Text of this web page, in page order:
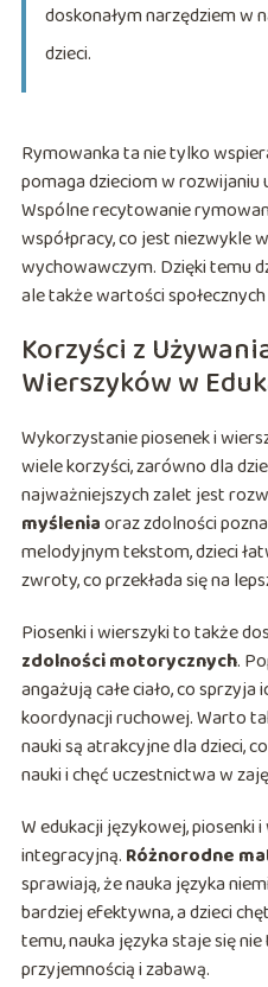
doskonałym narzędziem w
dzieci.
Rymowanka ta nie tylko
pomaga dzieciom w rozwijaniu
Wspólne recytowanie
współpracy, co jest niezwykle
wychowawczym. Dzięki temu
ale także wartości
Korzyści z
Wierszyków w
Wykorzystanie piosenek i
wiele korzyści, zarówno dla
najważniejszych zalet jest
myśleniaoraz zdolności
melodyjnym tekstom, dzieci
zwroty, co przekłada się na
Piosenki i wierszyki to także
zdolności motorycznych.
angażują całe ciało, co
koordynacji ruchowej. Warto
nauki są atrakcyjne dla dzieci,
nauki i chęć uczestnictwa w
W edukacji językowej, piosenki
integracyjną. Różnorodne
sprawiają, że nauka języka
bardziej efektywna, a dzieci
temu, nauka języka staje się
przyjemnością i zabawą.